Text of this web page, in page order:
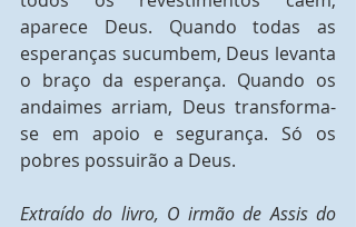
aparece Deus. Quando todas as
esperanças sucumbem, Deus levanta
o braço da esperança. Quando os
andaimes arriam, Deus transforma-
se em apoio e segurança. Só os
pobres possuirão a Deus.
Extraído do livro, O irmão de Assis do